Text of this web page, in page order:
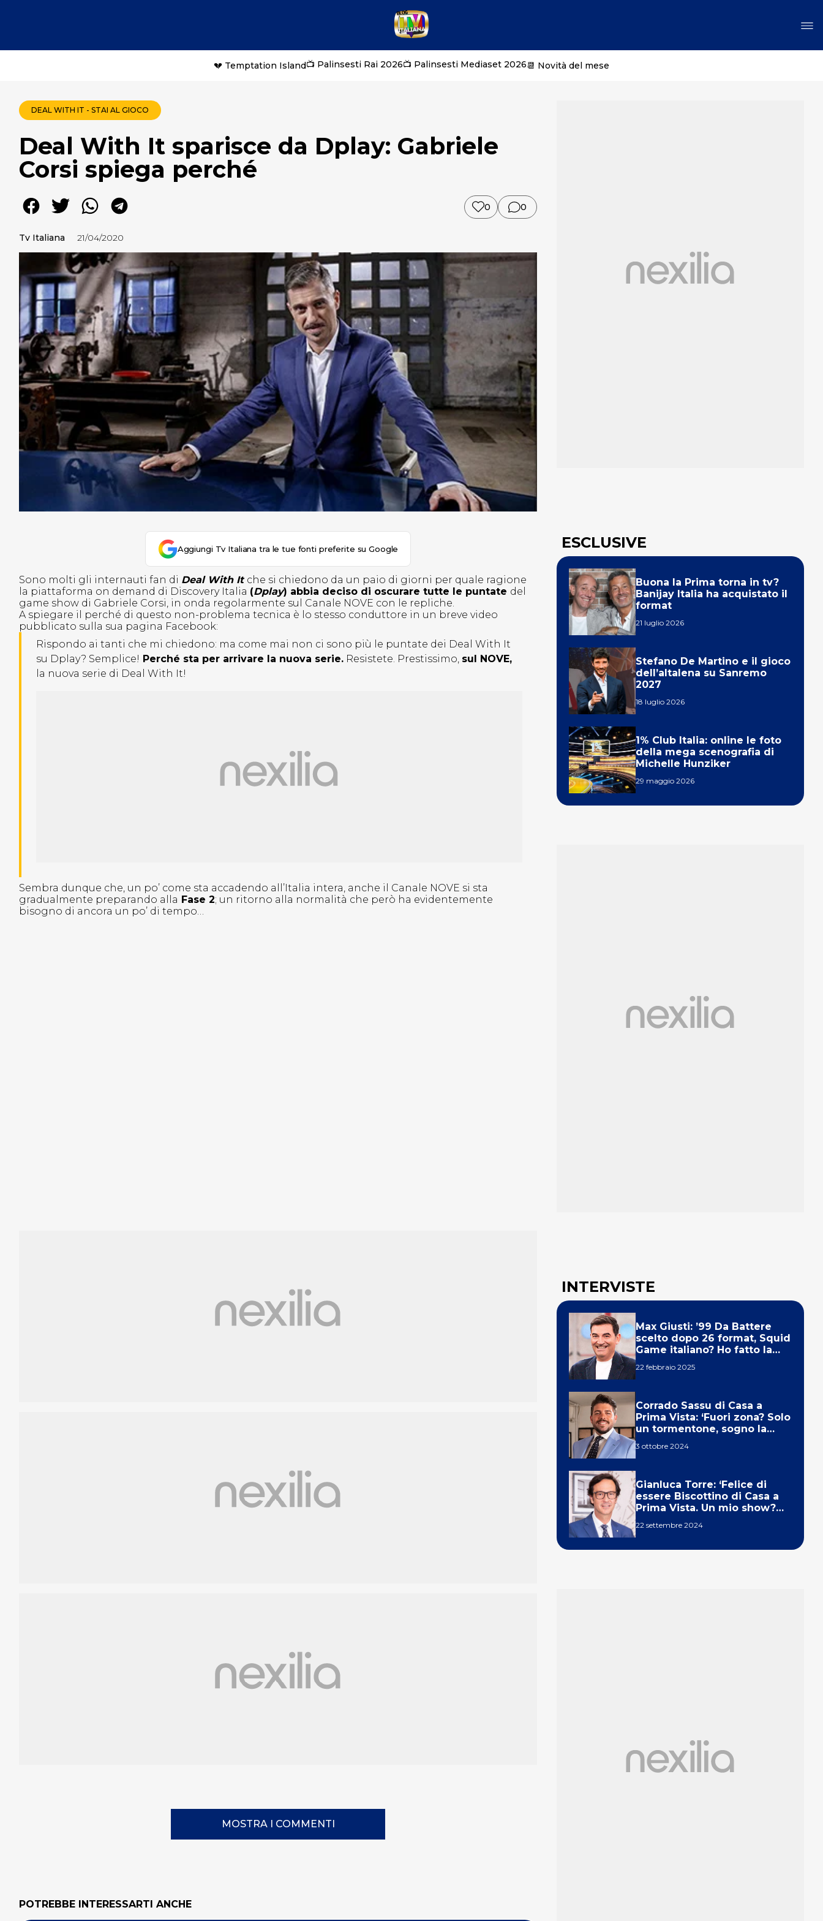
💔 Temptation Island📺 Palinsesti Rai 2026📺 Palinsesti Mediaset 2026📆 Novità del mese
DEAL WITH IT - STAI AL GIOCO
Deal With It sparisce da Dplay: Gabriele
Corsi spiega perché
0 0
Tv Italiana 21/04/2020
Aggiungi Tv Italiana tra le tue fonti preferite su Google
Sono molti gli internauti fan di Deal With It che si chiedono da un paio di giorni per quale ragione
la piattaforma on demand di Discovery Italia (Dplay) abbia deciso di oscurare tutte le puntate del
game show di Gabriele Corsi, in onda regolarmente sul Canale NOVE con le repliche.
A spiegare il perché di questo non-problema tecnica è lo stesso conduttore in un breve video
pubblicato sulla sua pagina Facebook:
Rispondo ai tanti che mi chiedono: ma come mai non ci sono più le puntate dei Deal With It
su Dplay? Semplice! Perché sta per arrivare la nuova serie. Resistete. Prestissimo, sul NOVE,
la nuova serie di Deal With It!
Sembra dunque che, un po’ come sta accadendo all’Italia intera, anche il Canale NOVE si sta
gradualmente preparando alla Fase 2; un ritorno alla normalità che però ha evidentemente
bisogno di ancora un po’ di tempo…
MOSTRA I COMMENTI
POTREBBE INTERESSARTI ANCHE
ESCLUSIVE
Buona la Prima torna in tv?
Banijay Italia ha acquistato il
format
21 luglio 2026
Stefano De Martino e il gioco
dell’altalena su Sanremo
2027
18 luglio 2026
1% Club Italia: online le foto
della mega scenografia di
Michelle Hunziker
29 maggio 2026
INTERVISTE
Max Giusti: ’99 Da Battere
scelto dopo 26 format, Squid
Game italiano? Ho fatto la
22 febbraio 2025
Corrado Sassu di Casa a
Prima Vista: ‘Fuori zona? Solo
un tormentone, sogno la
3 ottobre 2024
Gianluca Torre: ‘Felice di
essere Biscottino di Casa a
Prima Vista. Un mio show?
22 settembre 2024